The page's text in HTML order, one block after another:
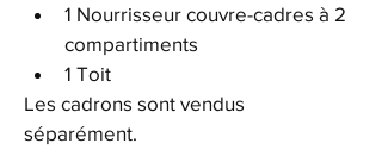
1 Nourrisseur couvre-cadres à 2
compartiments
1 Toit
Les cadrons sont vendus
séparément.